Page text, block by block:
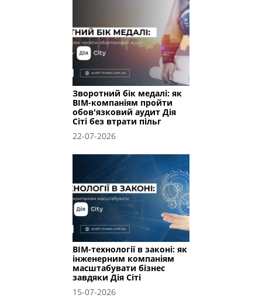
Зворотний бік медалі: як
BIM-компаніям пройти
обов'язковий аудит Дія
Сіті без втрати пільг
22-07-2026
BIM-технології в законі: як
інженерним компаніям
масштабувати бізнес
завдяки Дія Сіті
15-07-2026